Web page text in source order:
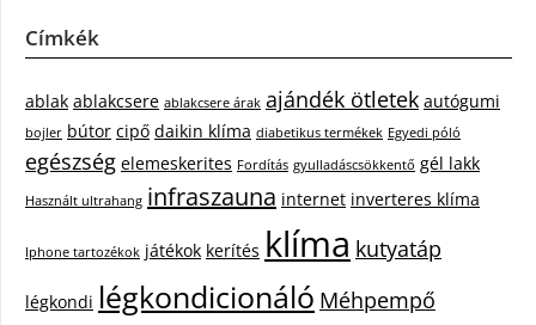
Címkék
ablak ablakcsere ablakcsere árak ajándék ötletek autógumi
bojler bútor cipő daikin klíma diabetikus termékek Egyedi póló
egészség elemeskerites Fordítás gyulladáscsökkentő gél lakk
Használt ultrahang infraszauna internet inverteres klíma
Iphone tartozékok játékok kerítés klíma kutyatáp
légkondi légkondicionáló Méhpempő